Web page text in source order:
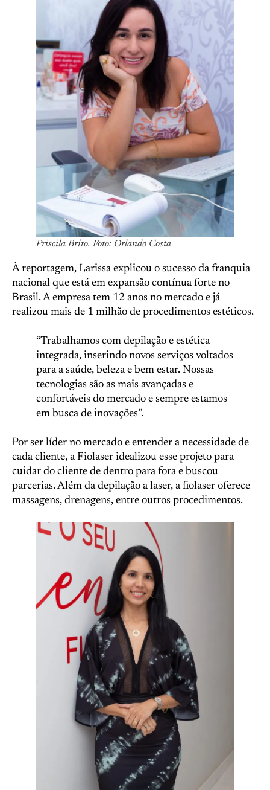
Priscila Brito. Foto: Orlando Costa
À reportagem, Larissa explicou o sucesso da franquia
nacional que está em expansão contínua forte no
Brasil. A empresa tem 12 anos no mercado e já
realizou mais de 1 milhão de procedimentos estéticos.
“Trabalhamos com depilação e estética
integrada, inserindo novos serviços voltados
para a saúde, beleza e bem estar. Nossas
tecnologias são as mais avançadas e
confortáveis do mercado e sempre estamos
em busca de inovações”.
Por ser líder no mercado e entender a necessidade de
cada cliente, a Fiolaser idealizou esse projeto para
cuidar do cliente de dentro para fora e buscou
parcerias. Além da depilação a laser, a fiolaser oferece
massagens, drenagens, entre outros procedimentos.